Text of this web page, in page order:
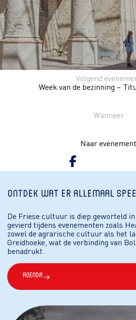
Volgend
Week van de bezinning –
Wanneer
Naar evenement
Ontdek wat er allemaal
De Friese cultuur is diep geworteld
gevierd tijdens evenementen zoals
zowel de agrarische cultuur als het
Greidhoeke, wat de verbinding van
benadrukt.
Agenda